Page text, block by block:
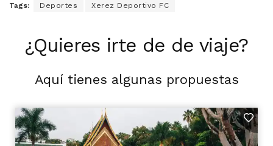
Tags: Deportes Xerez Deportivo FC
¿Quieres irte de de viaje?
Aquí tienes algunas propuestas